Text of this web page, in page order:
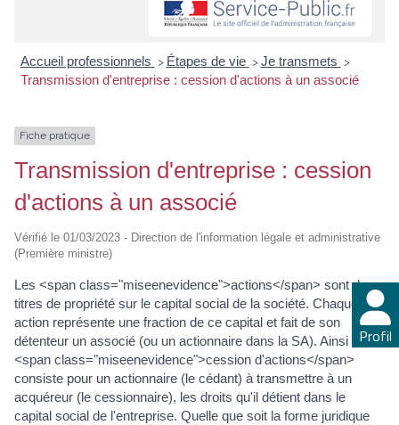
Profil
Accueil professionnels > Étapes de vie > Je transmets >
Transmission d'entreprise : cession d'actions à un associé
Fiche pratique
Transmission d'entreprise : cession
d'actions à un associé
Vérifié le 01/03/2023 - Direction de l'information légale et administrative
(Première ministre)
Les <span class="miseenevidence">actions</span> sont des
titres de propriété sur le capital social de la société. Chaque
action représente une fraction de ce capital et fait de son
détenteur un associé (ou un actionnaire dans la SA). Ainsi la
<span class="miseenevidence">cession d'actions</span>
consiste pour un actionnaire (le cédant) à transmettre à un
acquéreur (le cessionnaire), les droits qu'il détient dans le
capital social de l'entreprise. Quelle que soit la forme juridique